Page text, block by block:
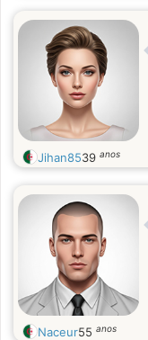
Jihan8539 anos
Naceur55 anos